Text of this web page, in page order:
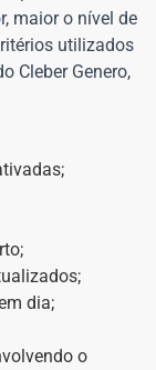
maior o nível de
utilizados
Cleber Genero,
dia;
o